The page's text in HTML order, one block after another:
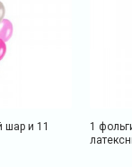
шар и 11
1